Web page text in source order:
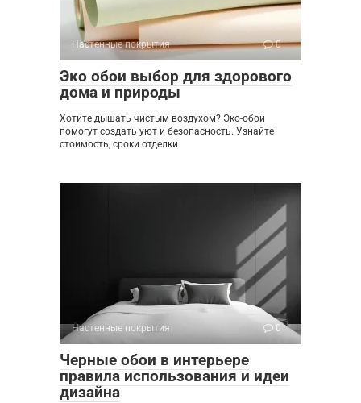
Настенные покрытия 0
Эко обои выбор для здорового
дома и природы
Хотите дышать чистым воздухом? Эко-обои
помогут создать уют и безопасность. Узнайте
стоимость, сроки отделки
Настенные покрытия 0
Черные обои в интерьере
правила использования и идеи
дизайна